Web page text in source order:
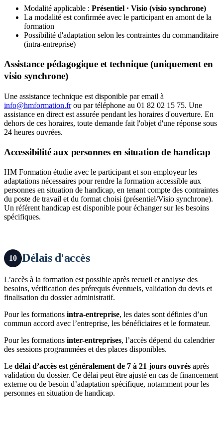
Modalité applicable : Présentiel · Visio (visio synchrone)
La modalité est confirmée avec le participant en amont de la
formation
Possibilité d'adaptation selon les contraintes du commanditaire
(intra-entreprise)
Assistance pédagogique et technique (uniquement en
visio synchrone)
Une assistance technique est disponible par email à
info@hmformation.frou par téléphone au 01 82 02 15 75. Une
assistance en direct est assurée pendant les horaires d'ouverture. En
dehors de ces horaires, toute demande fait l'objet d'une réponse sous
24 heures ouvrées.
Accessibilité aux personnes en situation de handicap
HM Formation étudie avec le participant et son employeur les
adaptations nécessaires pour rendre la formation accessible aux
personnes en situation de handicap, en tenant compte des contraintes
du poste de travail et du format choisi (présentiel/Visio synchrone).
Un référent handicap est disponible pour échanger sur les besoins
spécifiques.
10 Délais d'accès
L’accès à la formation est possible après recueil et analyse des
besoins, vérification des prérequis éventuels, validation du devis et
finalisation du dossier administratif.
Pour les formations intra-entreprise, les dates sont définies d’un
commun accord avec l’entreprise, les bénéficiaires et le formateur.
Pour les formations inter-entreprises, l’accès dépend du calendrier
des sessions programmées et des places disponibles.
Le délai d’accès est généralement de 7 à 21 jours ouvrés après
validation du dossier. Ce délai peut être ajusté en cas de financement
externe ou de besoin d’adaptation spécifique, notamment pour les
personnes en situation de handicap.